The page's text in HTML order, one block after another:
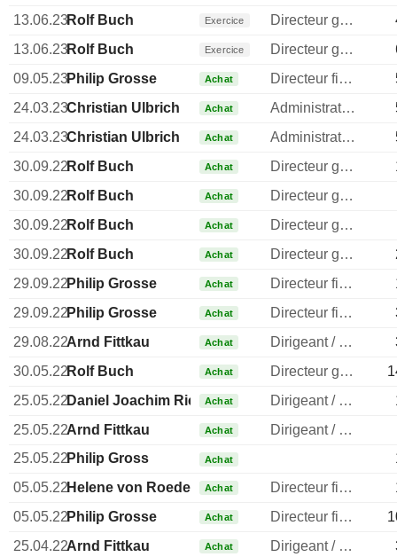
13.06.23Rolf Buch Exercice Directeur general
13.06.23Rolf Buch Exercice Directeur general
09.05.23Philip Grosse Achat Directeur financier
24.03.23Christian Ulbrich Achat Administrateur
24.03.23Christian Ulbrich Achat Administrateur
30.09.22Rolf Buch Achat Directeur general
30.09.22Rolf Buch Achat
Directeur general
30.09.22Rolf Buch Achat
Directeur general
30.09.22Rolf Buch Achat Directeur general
29.09.22Philip Grosse Achat Directeur financier
29.09.22Philip Grosse Achat Directeur financier
29.08.22Arnd Fittkau Achat Dirigeant / cadre principal
30.05.22Rolf Buch Achat Directeur general
25.05.22Daniel Joachim RiedlAchat Dirigeant / cadre principal
25.05.22Arnd Fittkau Achat
Dirigeant / cadre principal
25.05.22Philip Gross Achat
05.05.22Helene von Roeder Achat Directeur financier
05.05.22Philip Grosse Achat Directeur financier
25.04.22Arnd Fittkau Achat Dirigeant / cadre principal